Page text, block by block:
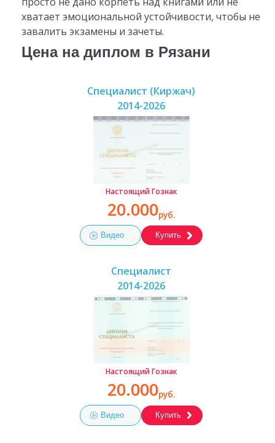
хватает эмоциональной устойчивости, чтобы не
завалить экзамены и зачеты.
Цена на диплом в Рязани
Специалист (Киржач)
2014-2026
Настоящий Гознак
20.000руб.
Видео Купить
Специалист
2014-2026
Настоящий Гознак
20.000руб.
Видео Купить